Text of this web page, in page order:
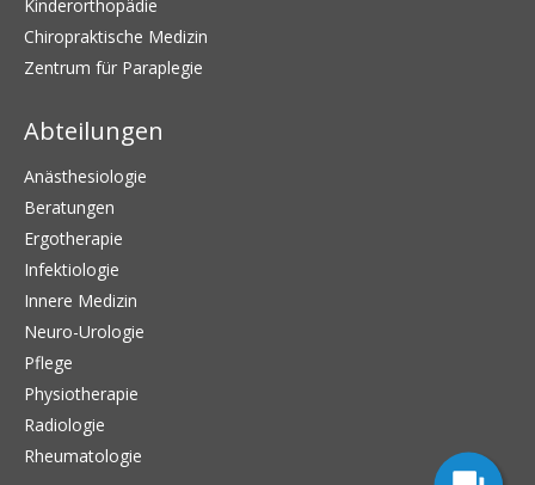
Kinderorthopädie
Chiropraktische Medizin
Zentrum für Paraplegie
Abteilungen
Anästhesiologie
Beratungen
Ergotherapie
Infektiologie
Innere Medizin
Neuro-Urologie
Pflege
Physiotherapie
Radiologie
Rheumatologie